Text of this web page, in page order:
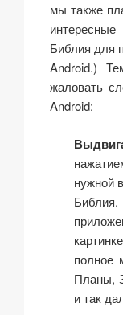
мы также
Библия для
Android.)
жаловать
Android:
нужной
полное
Планы,
и так